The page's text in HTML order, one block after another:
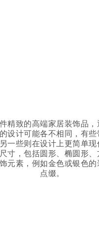
精致的高端家居装饰品
设计可能各不相同，有
一些则在设计上更简单
寸，包括圆形、椭圆形
元素，例如金色或银色
点缀。